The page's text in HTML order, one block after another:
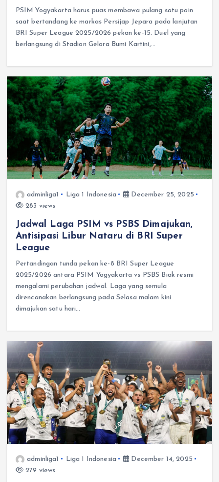
PSIM Yogyakarta harus puas membawa pulang satu poin
saat bertandang ke markas Persijap Jepara pada lanjutan
BRI Super League 2025/2026 pekan ke-15. Duel yang
berlangsung di Stadion Gelora Bumi Kartini,…
adminliga1 Liga 1 Indonesia
December 25, 2025
283 views
Jadwal Laga PSIM vs PSBS Dimajukan,
Antisipasi Libur Nataru di BRI Super
League
Pertandingan tunda pekan ke-8 BRI Super League
2025/2026 antara PSIM Yogyakarta vs PSBS Biak resmi
mengalami perubahan jadwal. Laga yang semula
direncanakan berlangsung pada Selasa malam kini
dimajukan satu hari…
adminliga1 Liga 1 Indonesia
December 14, 2025
279 views